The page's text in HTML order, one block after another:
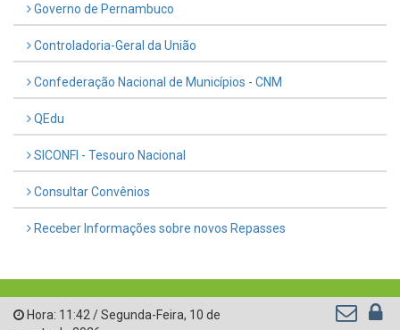
Governo de Pernambuco
Controladoria-Geral da União
Confederação Nacional de Municípios - CNM
QEdu
SICONFI - Tesouro Nacional
Consultar Convênios
Receber Informações sobre novos Repasses
Hora: 11:42 /Segunda-Feira, 10 de